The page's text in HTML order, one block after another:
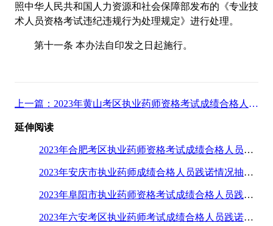
照中华人民共和国人力资源和社会保障部发布的《专业技
术人员资格考试违纪违规行为处理规定》进行处理。
第十一条 本办法自印发之日起施行。
上一篇：2023年黄山考区执业药师资格考试成绩合格人员践诺情况抽查通告
延伸阅读
2023年合肥考区执业药师资格考试成绩合格人员践诺情况抽查通知
2023年安庆市执业药师成绩合格人员践诺情况抽查工作的通知
2023年阜阳市执业药师资格考试成绩合格人员践诺情况抽查通知
2023年六安考区执业药师考试成绩合格人员践诺情况抽查工作通知